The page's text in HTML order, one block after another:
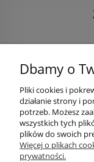
Dbamy o
Pliki cookies i
działanie strony i
potrzeb. Możesz
wszystkich tych
plików do swoich
Więcej o plikach
prywatności.